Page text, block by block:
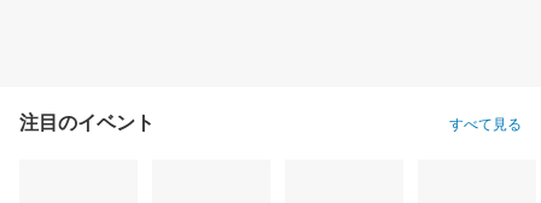
注目のイベント すべて見る